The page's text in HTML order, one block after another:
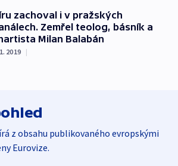
zachoval i v pražských
Zemřel teolog, básník a
Milan Balabán
2019 |
z obsahu publikovaného evropskými
Eurovize.